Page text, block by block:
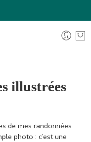
illustrées
de mes randonnées
photo : c’est une